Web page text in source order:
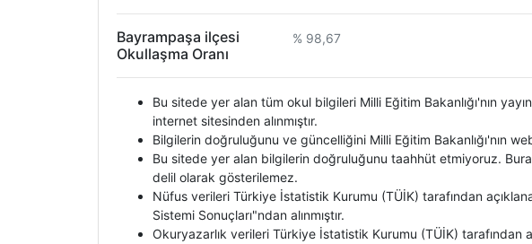
Bayrampaşa ilçesi
Okullaşma Oranı
% 98,67
Bu sitede yer alan tüm okul bilgileri Milli Eğitim Bakanlığı'nın
internet sitesinden alınmıştır.
Bilgilerin doğruluğunu ve güncelliğini Milli Eğitim Bakanlığı'nın
Bu sitede yer alan bilgilerin doğruluğunu taahhüt etmiyoruz.
delil olarak gösterilemez.
Nüfus verileri Türkiye İstatistik Kurumu (TÜİK) tarafından
Sistemi Sonuçları"ndan alınmıştır.
Okuryazarlık verileri Türkiye İstatistik Kurumu (TÜİK) tarafından